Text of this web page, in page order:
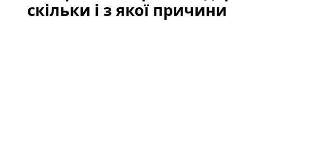
скільки і з якої причини